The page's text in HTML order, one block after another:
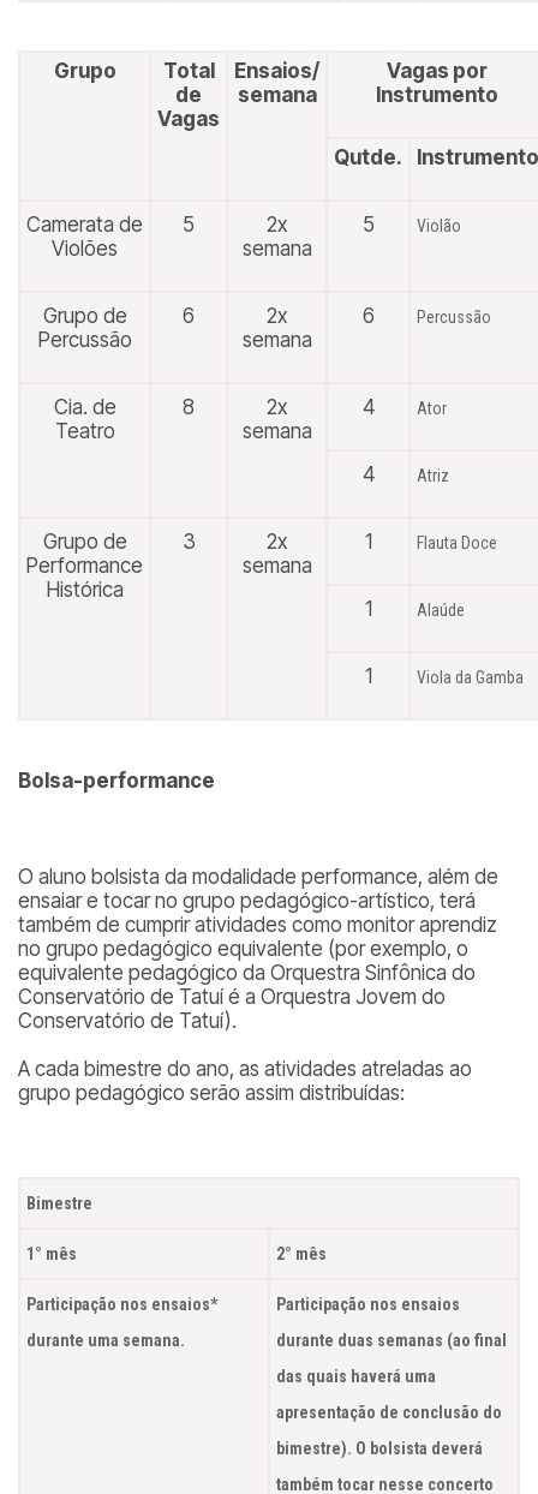
Grupo
Total
de
Vagas
Ensaios/
semana
Vagas por
Instrumento
Qutde. Instrumento
Camerata de
Violões
5
2x
semana
5 Violão
Grupo de
Percussão
6
2x
semana
6 Percussão
Cia. de
Teatro
8
2x
semana
4 Ator
4 Atriz
Grupo de
Performance
Histórica
3
2x
semana
1 Flauta Doce
1 Alaúde
1 Viola da Gamba
Bolsa-performance
O aluno bolsista da modalidade performance, além de
ensaiar e tocar no grupo pedagógico-artístico, terá
também de cumprir atividades como monitor aprendiz
no grupo pedagógico equivalente (por exemplo, o
equivalente pedagógico da Orquestra Sinfônica do
Conservatório de Tatuí é a Orquestra Jovem do
Conservatório de Tatuí).
A cada bimestre do ano, as atividades atreladas ao
grupo pedagógico serão assim distribuídas:
Bimestre
1° mês 2° mês
Participação nos ensaios*
durante uma semana.
Participação nos ensaios
durante duas semanas (ao final
das quais haverá uma
apresentação de conclusão do
bimestre). O bolsista deverá
também tocar nesse concerto